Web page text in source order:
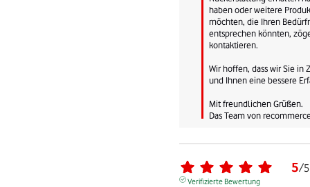
haben oder weitere
möchten, die Ihren
entsprechen könnten,
kontaktieren.
Wir hoffen, dass wir Sie
und Ihnen eine bessere
Mit freundlichen Grüßen.
Das Team von
5/5
Verifizierte Bewertung